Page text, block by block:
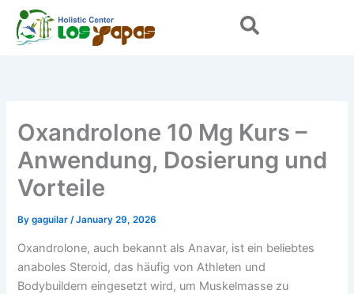
Skip
content
Oxandrolone 10 Mg Kurs –
Anwendung, Dosierung und
Vorteile
Bygaguilar/January 29, 2026
Oxandrolone, auch bekannt als Anavar, ist ein beliebtes
anaboles Steroid, das häufig von Athleten und
Bodybuildern eingesetzt wird, um Muskelmasse zu